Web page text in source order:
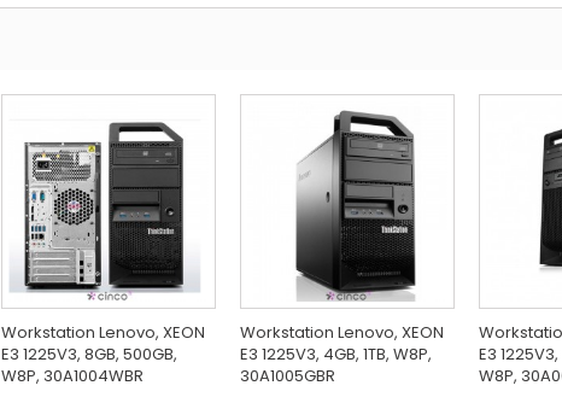
Workstation Lenovo, XEON
E3 1225V3, 8GB, 500GB,
W8P, 30A1004WBR
Workstation Lenovo, XEON
E3 1225V3, 4GB, 1TB, W8P,
30A1005GBR
E3
W8P,